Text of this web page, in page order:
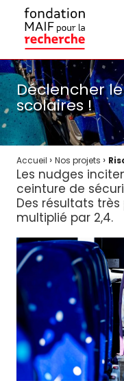
Déclencher
scolaires !
Accueil › Nos projets ›
Les nudges
ceinture de
Des résultats
multiplié par 2,4.